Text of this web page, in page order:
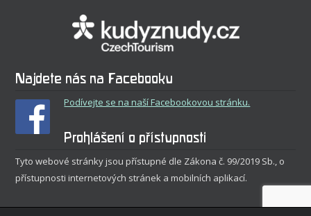
Najdete nás na Facebooku
Podívejte se na naší Facebookovou stránku.
Prohlášení o přístupnosti
Tyto webové stránky jsou přístupné dle Zákona č. 99/2019 Sb., o
přístupnosti internetových stránek a mobilních aplikací.